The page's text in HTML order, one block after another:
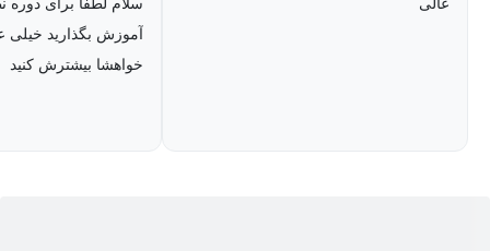
عالی
سلام لطفا برای دوره
آموزش بگذارید خیلی
خواهشا بیشترش کنید